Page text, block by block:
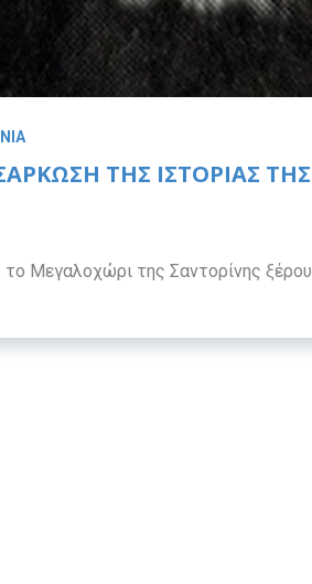
ΤΗΣ ΙΣΤΟΡΊΑΣ
της Σαντορίνης